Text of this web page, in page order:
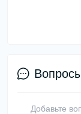
Добавьте